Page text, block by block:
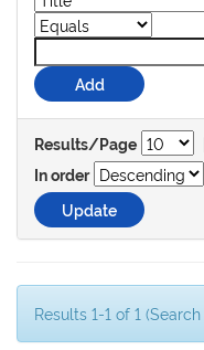
Results/Page
In order
Results 1-1 of 1